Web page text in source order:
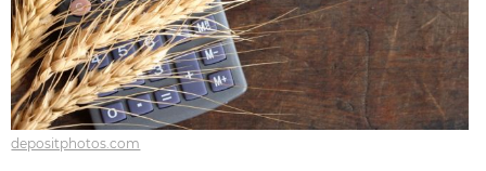
depositphotos.com